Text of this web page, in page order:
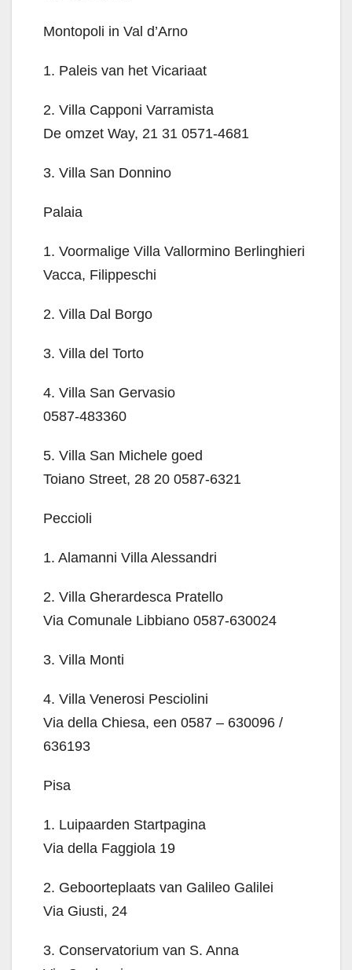
Montopoli in Val d’Arno
1. Paleis van het Vicariaat
2. Villa Capponi Varramista
De omzet Way, 21 31 0571-4681
3. Villa San Donnino
Palaia
1. Voormalige Villa Vallormino Berlinghieri
Vacca, Filippeschi
2. Villa Dal Borgo
3. Villa del Torto
4. Villa San Gervasio
0587-483360
5. Villa San Michele goed
Toiano Street, 28 20 0587-6321
Peccioli
1. Alamanni Villa Alessandri
2. Villa Gherardesca Pratello
Via Comunale Libbiano 0587-630024
3. Villa Monti
4. Villa Venerosi Pesciolini
Via della Chiesa, een 0587 – 630096 /
636193
Pisa
1. Luipaarden Startpagina
Via della Faggiola 19
2. Geboorteplaats van Galileo Galilei
Via Giusti, 24
3. Conservatorium van S. Anna